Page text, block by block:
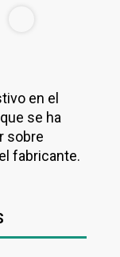
en el
se ha
sobre
fabricante.